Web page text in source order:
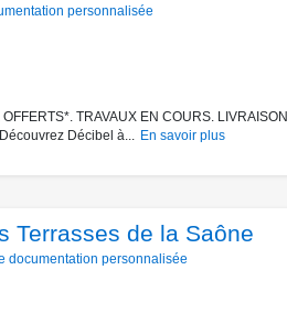
personnalisée
TRAVAUX EN COURS. LIVRAISON
Décibel à... En savoir plus
Terrasses de la Saône
documentation personnalisée